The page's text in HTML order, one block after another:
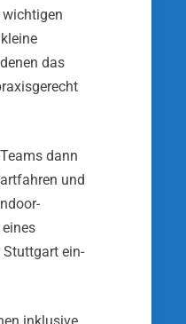
das
dann
und
Stuttgart ein­